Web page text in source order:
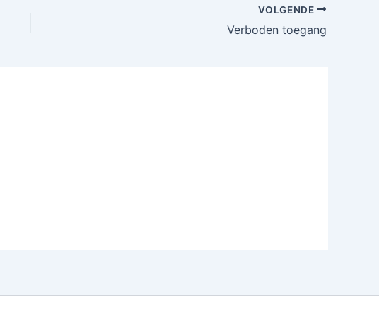
VOLGENDE
Verboden toegang